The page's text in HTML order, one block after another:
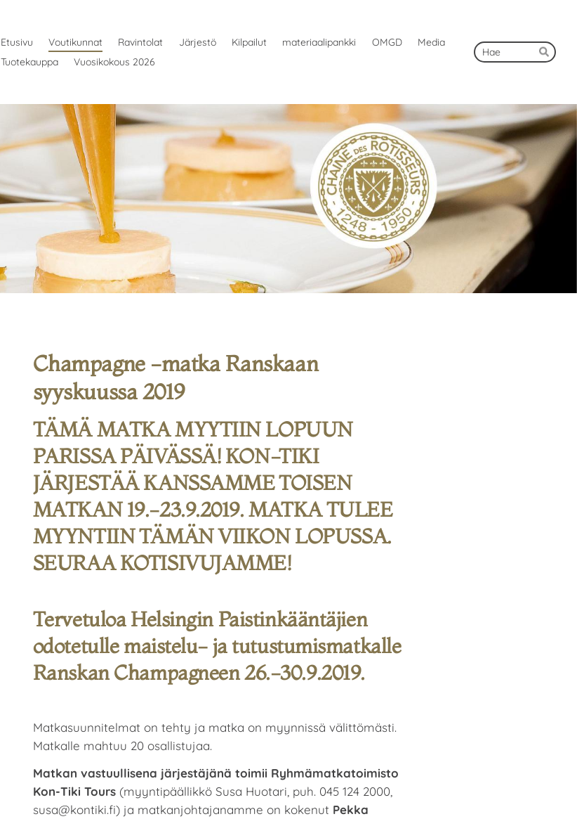
Etusivu Voutikunnat Ravintolat Järjestö Kilpailut materiaalipankki OMGD
Media
Tuotekauppa
Vuosikokous 2026
Haku
Hae
Champagne -matka Ranskaan
syyskuussa 2019
TÄMÄ MATKA MYYTIIN LOPUUN
PARISSA PÄIVÄSSÄ! KON-TIKI
JÄRJESTÄÄ KANSSAMME TOISEN
MATKAN 19.-23.9.2019. MATKA TULEE
MYYNTIIN TÄMÄN VIIKON LOPUSSA.
SEURAA KOTISIVUJAMME!
Tervetuloa Helsingin Paistinkääntäjien
odotetulle maistelu- ja tutustumismatkalle
Ranskan Champagneen 26.-30.9.2019.
Matkasuunnitelmat on tehty ja matka on myynnissä välittömästi.
Matkalle mahtuu 20 osallistujaa.
Matkan vastuullisena järjestäjänä toimii Ryhmämatkatoimisto
Kon-Tiki Tours(myyntipäällikkö Susa Huotari, puh. 045 124 2000,
susa@kontiki.fi) ja matkanjohtajanamme on kokenut Pekka